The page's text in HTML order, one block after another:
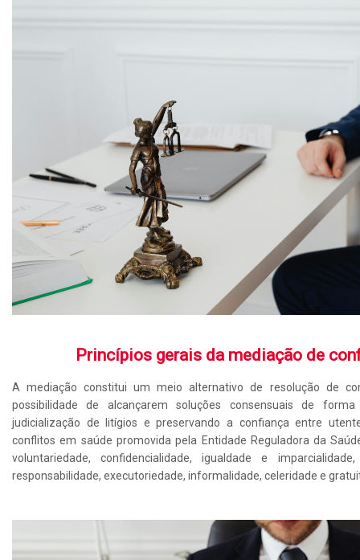
Princípios gerais da mediação de
A mediação constitui um meio alternativo de resolução de
possibilidade de alcançarem soluções consensuais de
judicialização de litígios e preservando a confiança entre
conflitos em saúde promovida pela Entidade Reguladora da
voluntariedade, confidencialidade, igualdade e
responsabilidade, executoriedade, informalidade, celeridade e